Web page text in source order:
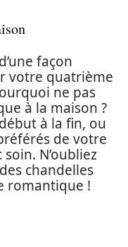
façon
votre quatrième
ne pas
à la maison ?
à la fin, ou
de votre
N’oubliez
chandelles
romantique !